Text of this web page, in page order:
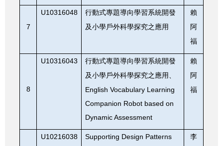
7
U10316048
行動式專題導向學習系統開發
及小學戶外科學探究之應用
賴
阿
福
8
U10316043
行動式專題導向學習系統開發
及小學戶外科學探究之應用、
English Vocabulary Learning
Companion Robot based on
Dynamic Assessment
賴
阿
福
U10216038
Supporting Design Patterns
李